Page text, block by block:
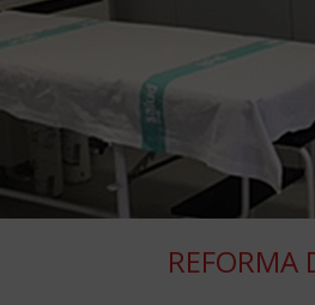
REFORMA